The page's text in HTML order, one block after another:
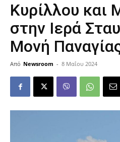
Κυρίλλου και
στην Ιερά
Μονή
Από Newsroom - 8 Μαΐου 2024